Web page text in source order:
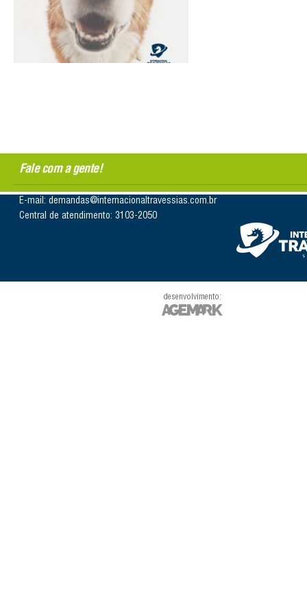
Fale com a gente!
E-mail: demandas@internacionaltravessias.com.br
Central de atendimento: 3103-2050
desenvolvimento: